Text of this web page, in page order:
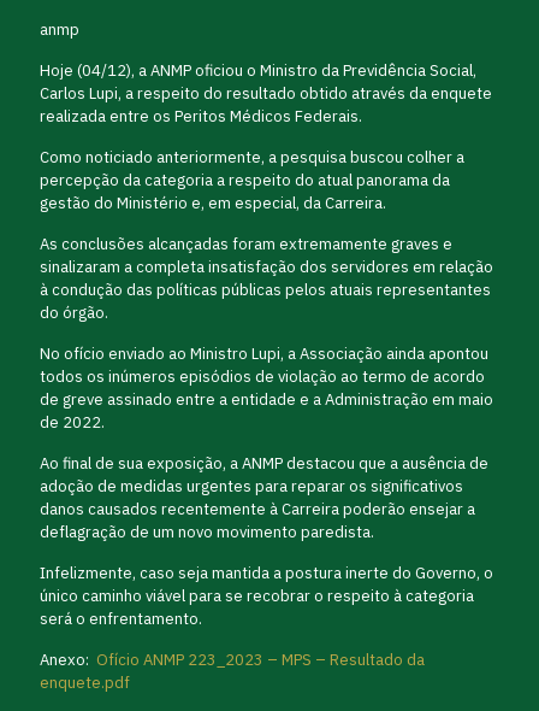
anmp
Hoje (04/12), a ANMP oficiou o Ministro da Previdência Social,
Carlos Lupi, a respeito do resultado obtido através da enquete
realizada entre os Peritos Médicos Federais.
Como noticiado anteriormente, a pesquisa buscou colher a
percepção da categoria a respeito do atual panorama da
gestão do Ministério e, em especial, da Carreira.
As conclusões alcançadas foram extremamente graves e
sinalizaram a completa insatisfação dos servidores em relação
à condução das políticas públicas pelos atuais representantes
do órgão.
No ofício enviado ao Ministro Lupi, a Associação ainda apontou
todos os inúmeros episódios de violação ao termo de acordo
de greve assinado entre a entidade e a Administração em maio
de 2022.
Ao final de sua exposição, a ANMP destacou que a ausência de
adoção de medidas urgentes para reparar os significativos
danos causados recentemente à Carreira poderão ensejar a
deflagração de um novo movimento paredista.
Infelizmente, caso seja mantida a postura inerte do Governo, o
único caminho viável para se recobrar o respeito à categoria
será o enfrentamento.
Anexo: Ofício ANMP 223_2023 – MPS – Resultado da
enquete.pdf